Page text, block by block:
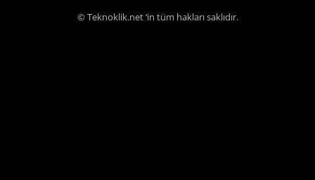
© Teknoklik.net ‘in tüm hakları saklıdır.